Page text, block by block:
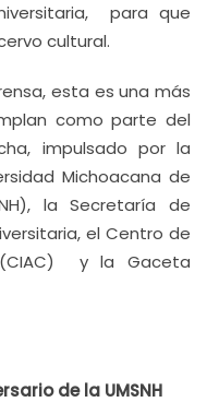
para que
cultural.
esta es una más
como parte del
impulsado por la
Michoacana de
la Secretaría de
el Centro de
y la Gaceta
de la UMSNH